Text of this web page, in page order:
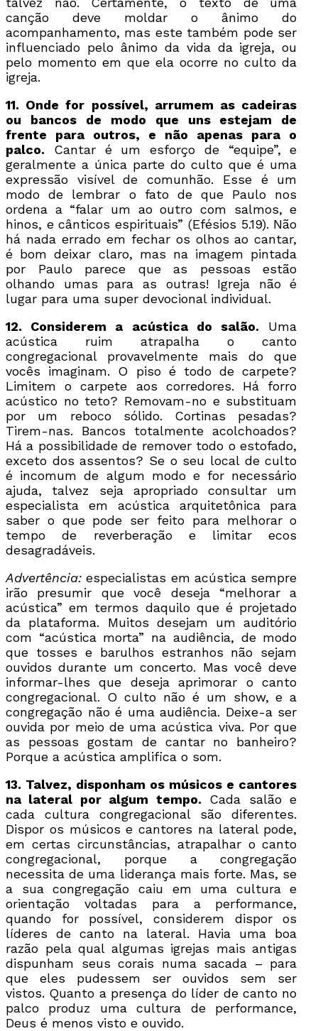
canção deve moldar o ânimo do
acompanhamento, mas este também pode ser
influenciado pelo ânimo da vida da igreja, ou
pelo momento em que ela ocorre no culto da
igreja.
11. Onde for possível, arrumem as cadeiras
ou bancos de modo que uns estejam de
frente para outros, e não apenas para o
palco. Cantar é um esforço de “equipe”, e
geralmente a única parte do culto que é uma
expressão visível de comunhão. Esse é um
modo de lembrar o fato de que Paulo nos
ordena a “falar um ao outro com salmos, e
hinos, e cânticos espirituais” (Efésios 5.19). Não
há nada errado em fechar os olhos ao cantar,
é bom deixar claro, mas na imagem pintada
por Paulo parece que as pessoas estão
olhando umas para as outras! Igreja não é
lugar para uma super devocional individual.
12. Considerem a acústica do salão. Uma
acústica ruim atrapalha o canto
congregacional provavelmente mais do que
vocês imaginam. O piso é todo de carpete?
Limitem o carpete aos corredores. Há forro
acústico no teto? Removam-no e substituam
por um reboco sólido. Cortinas pesadas?
Tirem-nas. Bancos totalmente acolchoados?
Há a possibilidade de remover todo o estofado,
exceto dos assentos? Se o seu local de culto
é incomum de algum modo e for necessário
ajuda, talvez seja apropriado consultar um
especialista em acústica arquitetônica para
saber o que pode ser feito para melhorar o
tempo de reverberação e limitar ecos
desagradáveis.
Advertência: especialistas em acústica sempre
irão presumir que você deseja “melhorar a
acústica” em termos daquilo que é projetado
da plataforma. Muitos desejam um auditório
com “acústica morta” na audiência, de modo
que tosses e barulhos estranhos não sejam
ouvidos durante um concerto. Mas você deve
informar-lhes que deseja aprimorar o canto
congregacional. O culto não é um show, e a
congregação não é uma audiência. Deixe-a ser
ouvida por meio de uma acústica viva. Por que
as pessoas gostam de cantar no banheiro?
Porque a acústica amplifica o som.
13. Talvez, disponham os músicos e cantores
na lateral por algum tempo. Cada salão e
cada cultura congregacional são diferentes.
Dispor os músicos e cantores na lateral pode,
em certas circunstâncias, atrapalhar o canto
congregacional, porque a congregação
necessita de uma liderança mais forte. Mas, se
a sua congregação caiu em uma cultura e
orientação voltadas para a performance,
quando for possível, considerem dispor os
líderes de canto na lateral. Havia uma boa
razão pela qual algumas igrejas mais antigas
dispunham seus corais numa sacada – para
que eles pudessem ser ouvidos sem ser
vistos. Quanto a presença do líder de canto no
palco produz uma cultura de performance,
Deus é menos visto e ouvido.